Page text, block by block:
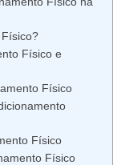
Físico e
Físico
Físico
Físico